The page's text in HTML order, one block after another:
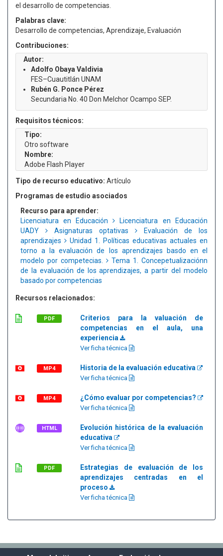
el desarrollo de competencias.
Palabras clave:
Desarrollo de competencias, Aprendizaje, Evaluación
Contribuciones:
Autor:
Adolfo Obaya Valdivia
FES–Cuautitlán UNAM
Rubén G. Ponce Pérez
Secundaria No. 40 Don Melchor Ocampo SEP.
Requisitos técnicos:
Tipo:
Otro software
Nombre:
Adobe Flash Player
Tipo de recurso educativo: Artículo
Programas de estudio asociados
Recurso para aprender:
Licenciatura en Educación
Licenciatura en Educación
UADY
Asignaturas optativas
Evaluación de los
aprendizajes
Unidad 1. Políticas educativas actuales en
torno a la evaluación de los aprendizajes basdo en el
modelo por competecias.
Tema 1. Concepetualizaciónn
de la evaluación de los aprendizajes, a partir del modelo
basado por competencias
Recursos relacionados:
PDF
Criterios para la valuación de
competencias en el aula, una
experiencia
Ver ficha técnica
MP4 Historia de la evaluación educativa
Ver ficha técnica
MP4 ¿Cómo evaluar por competencias?
Ver ficha técnica
HTML
Evolución histórica de la evaluación
educativa
Ver ficha técnica
PDF
Estrategias de evaluación de los
aprendizajes centradas en el
proceso
Ver ficha técnica